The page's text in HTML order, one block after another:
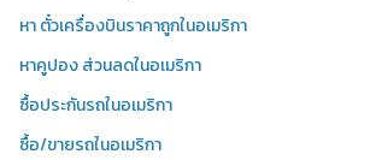
หา ตั๋วเครื่องบินราคาถูกในอเมริกา
หาคูปอง ส่วนลดในอเมริกา
ซื้อประกันรถในอเมริกา
ซื้อ/ขายรถในอเมริกา